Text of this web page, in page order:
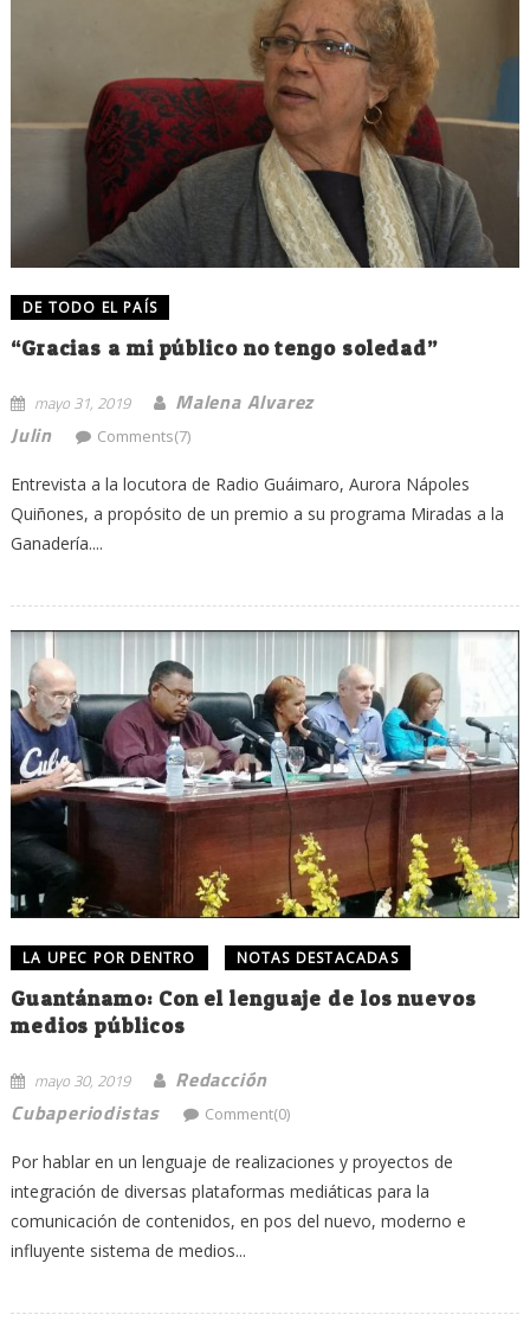
DE TODO EL PAÍS
“Gracias a mi público no tengo soledad”
mayo 31, 2019
Malena Alvarez
Julin
Comments(7)
Entrevista a la locutora de Radio Guáimaro, Aurora Nápoles
Quiñones, a propósito de un premio a su programa Miradas a la
Ganadería....
LA UPEC POR DENTRO NOTAS DESTACADAS
Guantánamo: Con el lenguaje de los nuevos
medios públicos
mayo 30, 2019
Redacción
Cubaperiodistas
Comment(0)
Por hablar en un lenguaje de realizaciones y proyectos de
integración de diversas plataformas mediáticas para la
comunicación de contenidos, en pos del nuevo, moderno e
influyente sistema de medios...